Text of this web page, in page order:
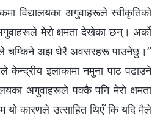
विद्यालयका अगुवाहरूले स्वीकृतिको
मेरो क्षमता देखेका छन्। अर्को
चम्किने अझ धेरै अवसरहरू पाउनेछु।”
इलाकामा नमुना पाठ पढाउने
अगुवाहरूले पक्कै पनि मेरो क्षमता
कारणले उत्साहित थिएँ कि यदि मैले